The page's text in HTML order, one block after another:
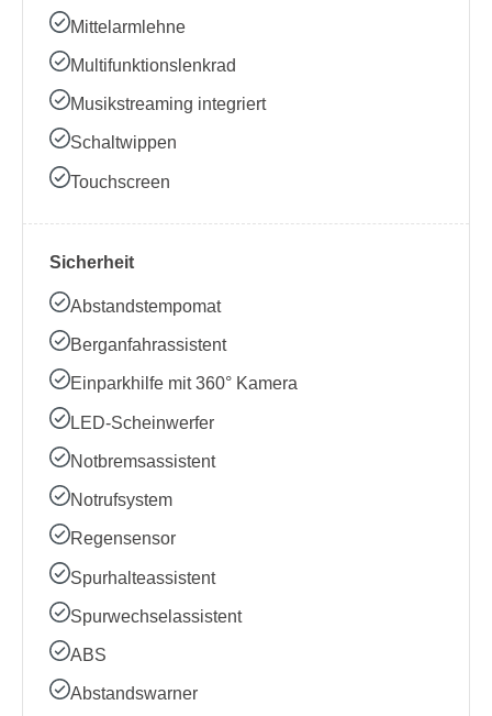
Mittelarmlehne
Multifunktionslenkrad
Musikstreaming integriert
Schaltwippen
Touchscreen
Sicherheit
Abstandstempomat
Berganfahrassistent
Einparkhilfe mit 360° Kamera
LED-Scheinwerfer
Notbremsassistent
Notrufsystem
Regensensor
Spurhalteassistent
Spurwechselassistent
ABS
Abstandswarner